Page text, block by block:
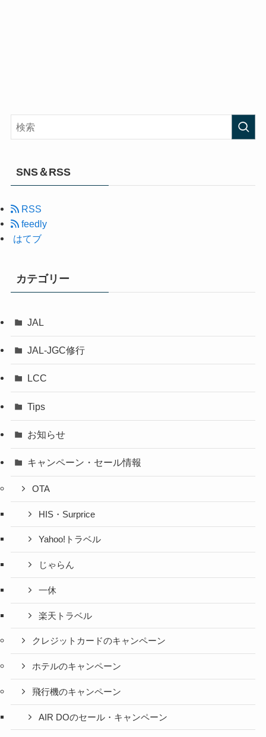
SNS＆RSS
RSS
feedly
はてブ
カテゴリー
JAL
JAL-JGC修行
LCC
Tips
お知らせ
キャンペーン・セール情報
OTA
HIS・Surprice
Yahoo!トラベル
じゃらん
一休
楽天トラベル
クレジットカードのキャンペーン
ホテルのキャンペーン
飛行機のキャンペーン
AIR DOのセール・キャンペーン